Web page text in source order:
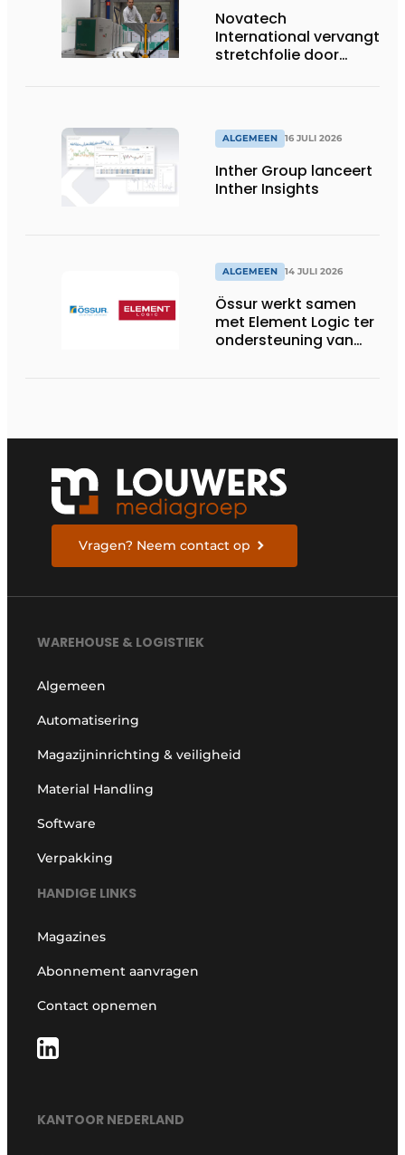
Novatech
International vervangt
stretchfolie door
ALGEMEEN 16 JULI 2026
Inther Group lanceert
Inther Insights
ALGEMEEN 14 JULI 2026
Össur werkt samen
met Element Logic ter
ondersteuning van
Vragen? Neem contact op
WAREHOUSE & LOGISTIEK
Algemeen
Automatisering
Magazijninrichting & veiligheid
Material Handling
Software
Verpakking
HANDIGE LINKS
Magazines
Abonnement aanvragen
Contact opnemen
KANTOOR NEDERLAND